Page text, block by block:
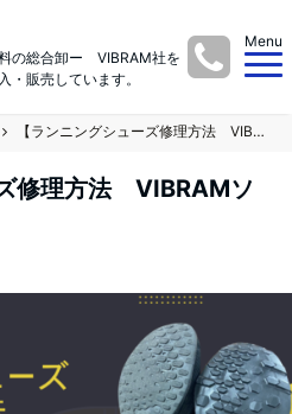
の総合卸ー VIBRAM社を
・販売しています。
Menu
【ランニングシューズ修理方法 VIBRAMソールでなおす】
修理方法 VIBRAMソ